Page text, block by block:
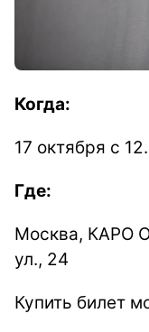
Когда:
17 октября с
Где:
Москва, КАРО
ул., 24
Купить билет